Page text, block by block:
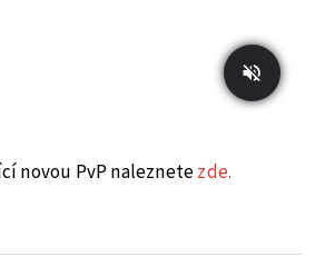
novou PvP naleznetezde.